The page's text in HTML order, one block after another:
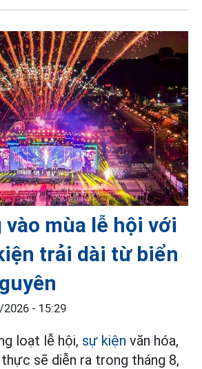
vào mùa lễ hội với
trải dài từ biển
- 15:29
loạt lễ hội, sự kiện văn hóa,
sẽ diễn ra trong tháng 8,